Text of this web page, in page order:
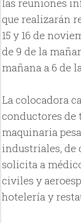
las reuniones
que realizarán
15 y 16 de
de 9 de la
mañana a 6 de
La colocadora
conductores de
maquinaria
industriales, de
solicita a
civiles y
hotelería y